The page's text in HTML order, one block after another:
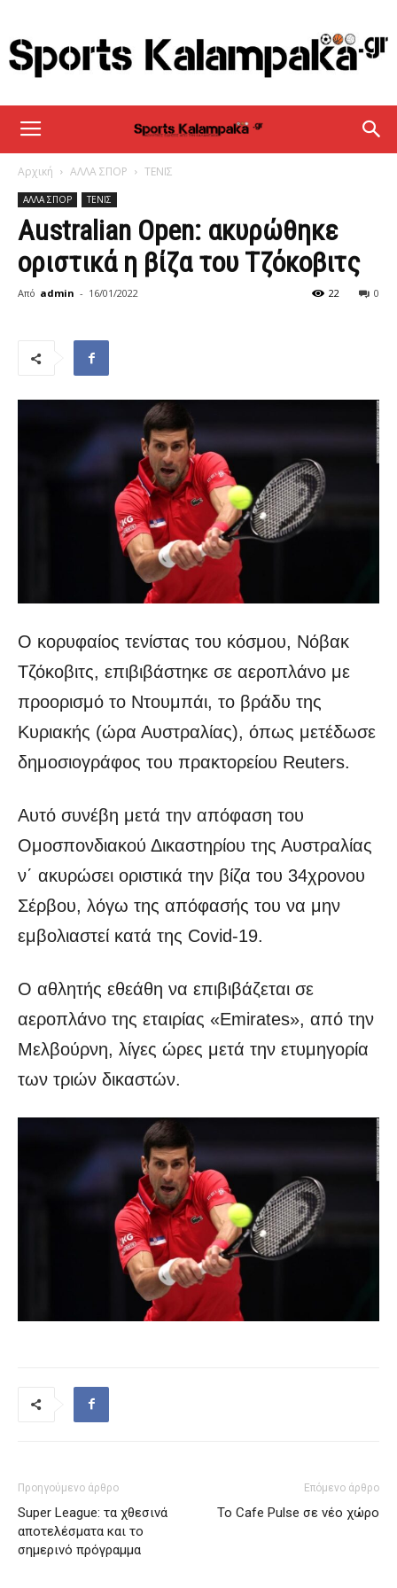
sportskalampaka
Αρχική ΑΛΛΑ ΣΠΟΡ ΤΕΝΙΣ
ΑΛΛΑ ΣΠΟΡ ΤΕΝΙΣ
Australian Open: ακυρώθηκε
οριστικά η βίζα του Τζόκοβιτς
Από admin - 16/01/2022 0
22
Ο κορυφαίος τενίστας του κόσμου, Νόβακ
Τζόκοβιτς, επιβιβάστηκε σε αεροπλάνο με
προορισμό το Ντουμπάι, το βράδυ της
Κυριακής (ώρα Αυστραλίας), όπως μετέδωσε
δημοσιογράφος του πρακτορείου Reuters.
Αυτό συνέβη μετά την απόφαση του
Ομοσπονδιακού Δικαστηρίου της Αυστραλίας
ν΄ ακυρώσει οριστικά την βίζα του 34χρονου
Σέρβου, λόγω της απόφασής του να μην
εμβολιαστεί κατά της Covid-19.
Ο αθλητής εθεάθη να επιβιβάζεται σε
αεροπλάνο της εταιρίας «Emirates», από την
Μελβούρνη, λίγες ώρες μετά την ετυμηγορία
των τριών δικαστών.
Προηγούμενο άρθρο
Super League: τα χθεσινά
αποτελέσματα και το
σημερινό πρόγραμμα
Επόμενο άρθρο
Το Cafe Pulse σε νέο χώρο